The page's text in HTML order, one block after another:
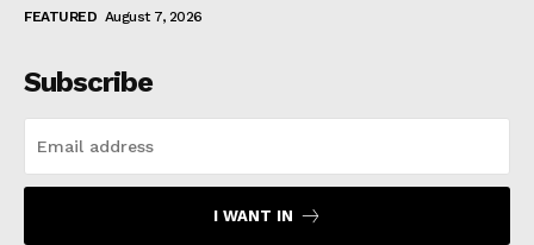
FEATURED August 7, 2026
Subscribe
I WANT IN